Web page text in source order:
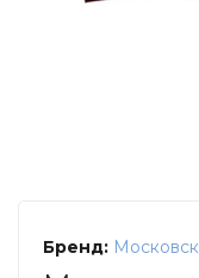
Бренд: